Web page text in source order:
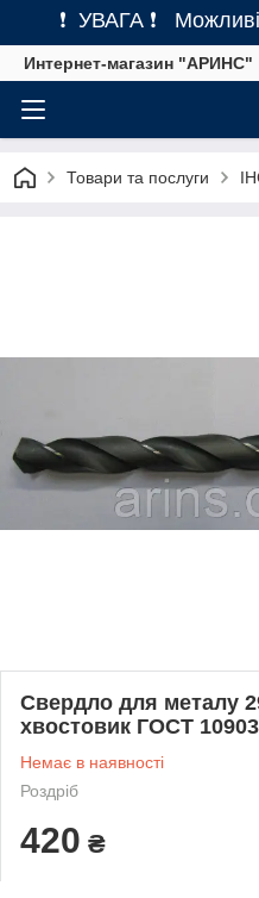
❗ УВАГА ❗
Интернет-магазин "АРИНС"
Товари та послуги
Свердло для металу
хвостовик ГОСТ
Немає в наявності
Роздріб
420 ₴